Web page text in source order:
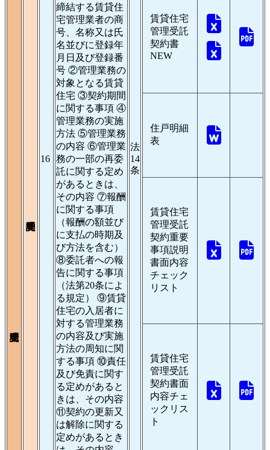
16
締結する賃貸住
宅管理業者の商
号、名称又は氏
名並びに登録年
月日及び登録番
号 ②管理業務の
対象となる賃貸
住宅 ③契約期間
に関する事項 ④
管理業務の実施
方法 ⑤管理業務
の内容 ⑥管理業
務の一部の再委
託に関する定め
があるときは、
その内容 ⑦報酬
に関する事項
（報酬の額並び
に支払の時期及
び方法を含む）
⑧委託者への報
告に関する事項
（法第20条によ
る規定） ⑨賃貸
住宅の入居者に
対する管理業務
の内容及び実施
方法の周知に関
する事項 ⑩責任
及び免責に関す
る定めがあると
きは、その内容
⑪契約の更新又
は解除に関する
定めがあるとき
法
14
条
賃貸住宅
管理受託
契約書
NEW
住戸明細
表
賃貸住宅
管理受託
契約重要
事項説明
書面内容
チェック
リスト
賃貸住宅
管理受託
契約書面
内容チェ
ックリス
ト